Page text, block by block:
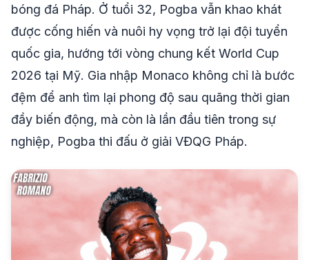
bóng đá Pháp. Ở tuổi 32, Pogba vẫn khao khát
được cống hiến và nuôi hy vọng trở lại đội tuyển
quốc gia, hướng tới vòng chung kết World Cup
2026 tại Mỹ. Gia nhập Monaco không chỉ là bước
đệm để anh tìm lại phong độ sau quãng thời gian
đầy biến động, mà còn là lần đầu tiên trong sự
nghiệp, Pogba thi đấu ở giải VĐQG Pháp.